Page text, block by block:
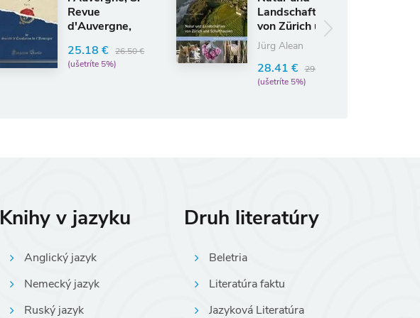
Revue
d'Auvergne,
1896, Vol. 13
(Classic Repr
25.18 €
26.50 €
(ušetríte 5%)
Landschaften
von Zürich und
Schaffhausen
Jürg Alean
28.41 €
29.90 €
(ušetríte 5%)
Knihy v jazyku
Anglický jazyk
Nemecký jazyk
Ruský jazyk
Druh literatúry
Beletria
Literatúra faktu
Jazyková Literatúra